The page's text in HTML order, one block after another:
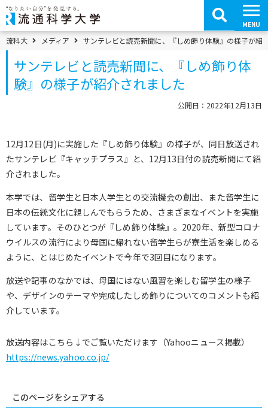
コ
ン
テ
ン
ツ
へ
移
MENU
パンくずメニュー
流科大 メディア サンテレビと読売新聞に、『しめ飾り体験』の様子が紹
サンテレビと読売新聞に、『しめ飾り体
験』の様子が紹介されました
公開日：2022年12月13日
12月12日(月)に実施した『しめ飾り体験』の様子が、同日放送され
たサンテレビ『キャッチプラス』と、12月13日付の読売新聞にて紹
介されました。
本学では、留学生と日本人学生との交流機会の創出、また留学生に
日本の伝統文化に親しんでもらうため、さまざまなイベントを実施
しています。そのひとつが『しめ飾り体験』。2020年、新型コロナ
ウイルスの流行により母国に帰れない留学生らが寮生活を楽しめる
ように、とはじめたイベントで今年で3回目になります。
放送や記事のなかでは、母国にはない風習を楽しむ留学生の様子
や、デザインのテーマや完成したしめ飾りについてのコメントも紹
介しています。
放送内容はこちら↓でご覧いただけます（Yahooニュース掲載）
https://news.yahoo.co.jp/
このページをシェアする